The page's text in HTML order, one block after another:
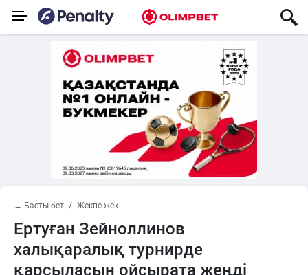
← Басты бет Жекпе-жек
Ертуған Зейноллинов
халықаралық турнирде
қарсыласын ойсырата жеңді